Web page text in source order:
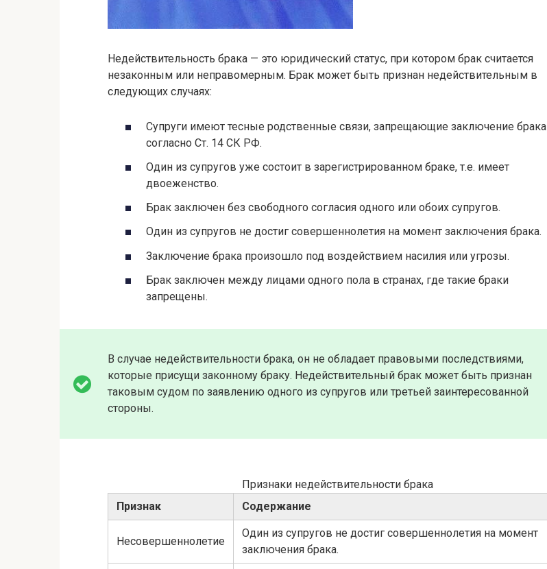
Недействительность брака — это юридический статус, при котором брак считается
незаконным или неправомерным. Брак может быть признан недействительным в
следующих случаях:
Супруги имеют тесные родственные связи, запрещающие заключение брака
согласно Ст. 14 СК РФ.
Один из супругов уже состоит в зарегистрированном браке, т.е. имеет
двоеженство.
Брак заключен без свободного согласия одного или обоих супругов.
Один из супругов не достиг совершеннолетия на момент заключения брака.
Заключение брака произошло под воздействием насилия или угрозы.
Брак заключен между лицами одного пола в странах, где такие браки
запрещены.
В случае недействительности брака, он не обладает правовыми последствиями,
которые присущи законному браку. Недействительный брак может быть признан
таковым судом по заявлению одного из супругов или третьей заинтересованной
стороны.
Признаки недействительности брака
Признак
Содержание
Несовершеннолетие
Один из супругов не достиг совершеннолетия на момент
заключения брака.